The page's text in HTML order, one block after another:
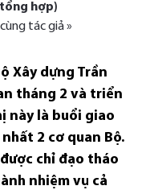
hợp)
tác giả »
Xây dựng Trần
tháng 2 và triển
này là buổi giao
2 cơ quan Bộ.
chỉ đạo tháo
nhiệm vụ cả